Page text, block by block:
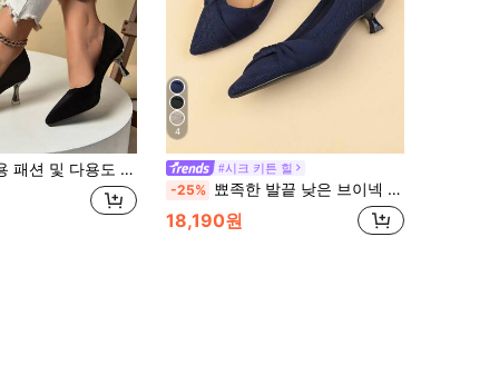
덜 슈즈, 펌프스, 하이힐, 이브닝 드레스, 섹시하고 우아함
4
#시크 키튼 힐
-25% 뾰족한 발끝 낮은 브이넥 솔리드 컬러 니트 발레 플랫, 새로운 블루 컬러 리본 디자인 캐주얼 플러스플러스 사이즈 4cm 프렌치 키튼 힐, 귀여운 스타일이 드레스와 잘 어울림
18,190원